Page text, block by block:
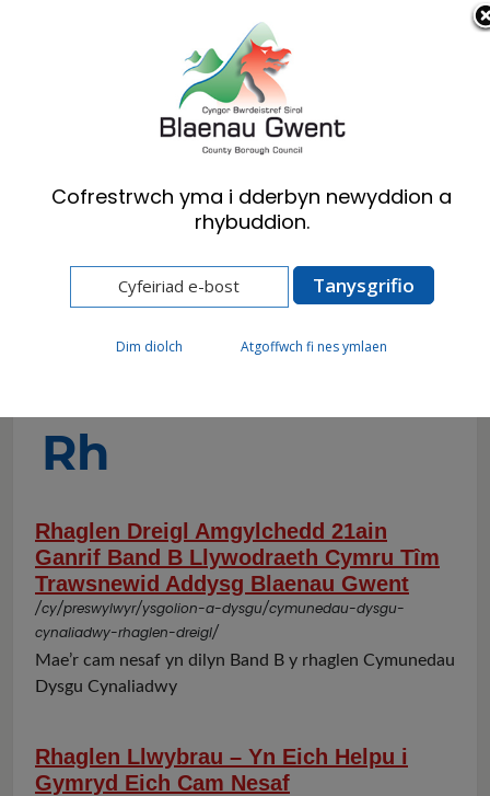
Cymraeg English
A-Y o Wasanaethau
A-Y o
Rh
Rhaglen Dreigl Amgylchedd 21ain
Ganrif Band B Llywodraeth Cymru Tîm
Trawsnewid Addysg Blaenau Gwent
/cy/preswylwyr/ysgolion-a-dysgu/cymunedau-dysgu-
cynaliadwy-rhaglen-dreigl/
Mae’r cam nesaf yn dilyn Band B y rhaglen Cymunedau
Dysgu Cynaliadwy
Rhaglen Llwybrau – Yn Eich Helpu i
Gymryd Eich Cam Nesaf
Cofrestrwch yma i dderbyn newyddion a
rhybuddion.
Dim diolch Atgoffwch fi nes ymlaen